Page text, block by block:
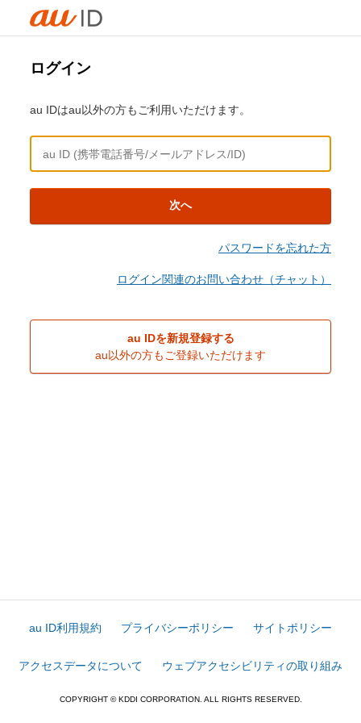
ログイン
au IDはau以外の方もご利用いただけます。
次へ
パスワードを忘れた方
ログイン関連のお問い合わせ（チャット）
au IDを新規登録する
au以外の方もご登録いただけます
au ID利用規約 プライバシーポリシー サイトポリシー
アクセスデータについて ウェブアクセシビリティの取り組み
COPYRIGHT © KDDI CORPORATION. ALL RIGHTS RESERVED.